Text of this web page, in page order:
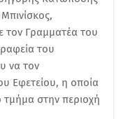
τον Γραμματέα του
του
να τον
Εφετείου, η οποία
τμήμα στην περιοχή